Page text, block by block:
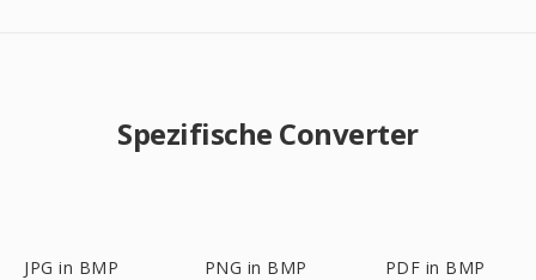
Spezifische Converter
JPG in BMP PNG in BMP PDF in BMP